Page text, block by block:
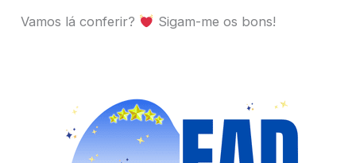
Vamos lá conferir? Sigam-me os bons!